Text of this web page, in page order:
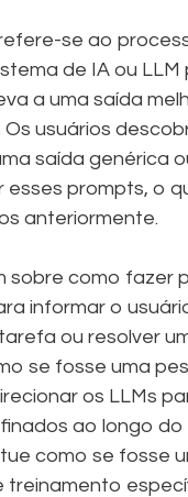
se ao
de IA ou
a uma saída
usuários
saída genérica
prompts, o
anteriormente.
sobre como fazer
informar o
ou resolver
se fosse uma
os LLMs
ao longo
como se fosse